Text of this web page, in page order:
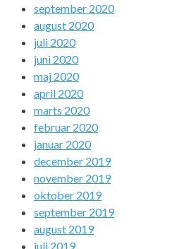
september 2020
august 2020
juli 2020
juni 2020
maj 2020
april 2020
marts 2020
februar 2020
januar 2020
december 2019
november 2019
oktober 2019
september 2019
august 2019
juli 2019